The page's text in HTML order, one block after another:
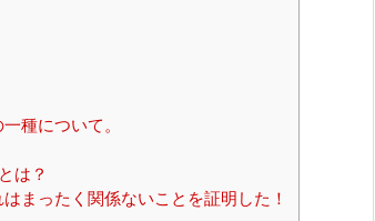
種について。
は？
まったく関係ないことを証明した！